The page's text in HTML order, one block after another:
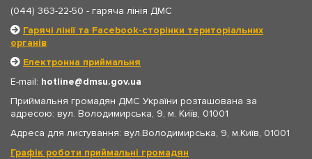
(044) 363-22-50 - гаряча лінія ДМС
Гарячі лінії та Facebook-сторінки територіальних
органів
Електронна приймальня
E-mail: hotline
dmsu.gov.ua
Приймальня громадян ДМС України розташована за
адресою: вул. Володимирська, 9, м. Київ, 01001
Адреса для листування: вул.Володимирська, 9, м.Київ, 01001
Графік роботи приймальні громадян